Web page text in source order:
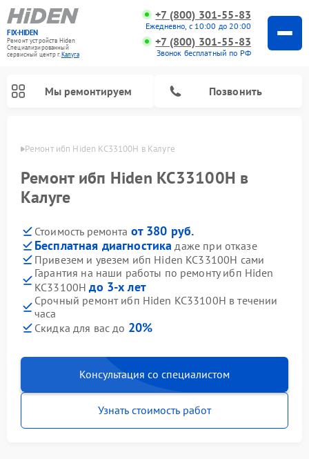
FIX-HIDEN
Ремонт устройств Hiden
Специализированный
cервисный центр г.Калуга
+7 (800) 301-55-83
Ежедневно, с 10:00 до 20:00
+7 (800) 301-55-83
Звонок бесплатный по РФ
Мы ремонтируем Позвонить
Ремонт ибп Hiden KC33100H в Калуге
Ремонт ибп Hiden KC33100H в
Калуге
Стоимость ремонта от 380 руб.
Бесплатная диагностика даже при отказе
Привезем и увезем ибп Hiden KC33100H сами
Гарантия на наши работы по ремонту ибп Hiden
KC33100Hдо 3-х лет
Срочный ремонт ибп Hiden KC33100H в течении
часа
Скидка для вас до 20%
Консультация со специалистом
Узнать стоимость работ